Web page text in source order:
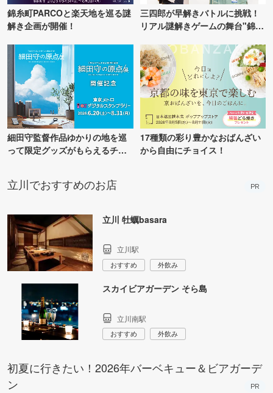
錦糸町PARCOと楽天地を巡る謎
解き企画が開催！
三四郎が早解きバトルに挑戦！
リアル謎解きゲームの舞台"錦糸
細田守監督作品ゆかりの地を巡
って限定グッズがもらえるチャ
17種類の彩り豊かなおばんざい
から自由にチョイス！
立川でおすすめのお店 PR
立川 牡蠣basara
立川駅
おすすめ 外飲み
スカイビアガーデン そら島
立川南駅
おすすめ 外飲み
初夏に行きたい！2026年バーベキュー＆ビアガーデ
ン
PR